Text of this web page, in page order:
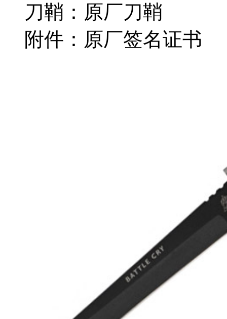
刀鞘：原厂刀鞘
附件：原厂签名证书